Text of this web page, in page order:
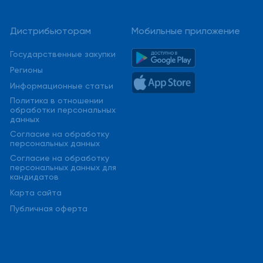
Дистрибьюторам
Государственные закупки
Регионы
Информационные статьи
Политика в отношении
обработки персональных
данных
Cогласие на обработку
персональных данных
Cогласие на обработку
персональных данных для
кандидатов
Карта сайта
Публичная оферта
Мобильные приложение